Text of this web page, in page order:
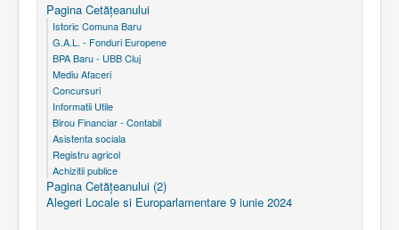
Pagina Cetăţeanului
Istoric Comuna Baru
G.A.L. - Fonduri Europene
BPA Baru - UBB Cluj
Mediu Afaceri
Concursuri
Informatii Utile
Birou Financiar - Contabil
Asistenta sociala
Registru agricol
Achizitii publice
Pagina Cetăţeanului (2)
Alegeri Locale si Europarlamentare 9 iunie 2024